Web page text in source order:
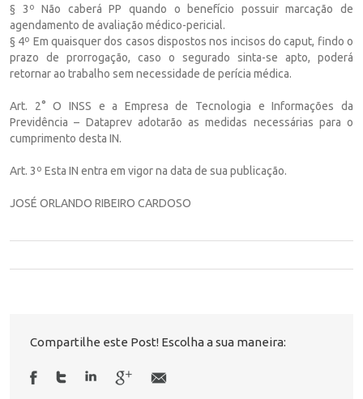
§ 3º Não caberá PP quando o benefício possuir marcação de
agendamento de avaliação médico-pericial.
§ 4º Em quaisquer dos casos dispostos nos incisos do caput, findo o
prazo de prorrogação, caso o segurado sinta-se apto, poderá
retornar ao trabalho sem necessidade de perícia médica.
Art. 2° O INSS e a Empresa de Tecnologia e Informações da
Previdência – Dataprev adotarão as medidas necessárias para o
cumprimento desta IN.
Art. 3º Esta IN entra em vigor na data de sua publicação.
JOSÉ ORLANDO RIBEIRO CARDOSO
Compartilhe este Post! Escolha a sua maneira: